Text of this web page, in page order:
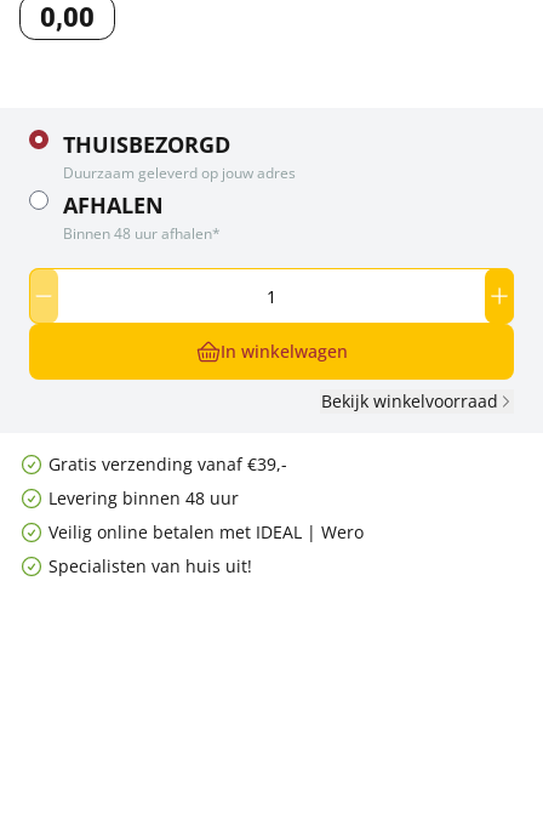
0,00
THUISBEZORGD
Duurzaam geleverd op jouw adres
AFHALEN
Binnen 48 uur afhalen*
In winkelwagen
Bekijk winkelvoorraad
Gratis verzending vanaf €39,-
Levering binnen 48 uur
Veilig online betalen met IDEAL | Wero
Specialisten van huis uit!